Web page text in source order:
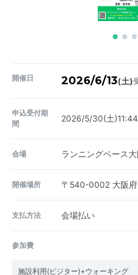
開催日 2026/6/13(土)
申込受付期
間
2026/5/30(土
会場 ランニングベース
開催場所 〒540-0002 大阪
支払方法 会場払い
参加費
施設利用(ビジター)+ウォーキング